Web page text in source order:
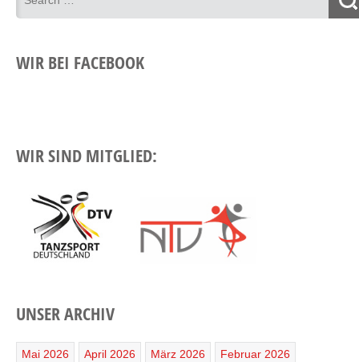
WIR BEI FACEBOOK
WIR SIND MITGLIED:
UNSER ARCHIV
Mai 2026 April 2026 März 2026 Februar 2026